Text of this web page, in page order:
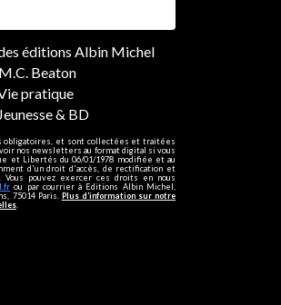
éditions Albin Michel
Beaton
pratique
& BD
obligatoires, et sont collectées et traitées
nos newsletters au format digital si vous
et Libertés du 06/01/1978 modifiée et au
d'un droit d'accès, de rectification et
Vous pouvez exercer ces droits en nous
ou par courrier à Editions Albin Michel,
75014 Paris. Plus d’information sur notre